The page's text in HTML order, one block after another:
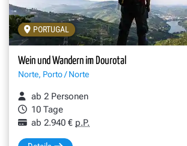
PORTUGAL
Wein und Wandern im Dourotal
Norte, Porto / Norte
ab 2 Personen
10 Tage
ab 2.940 € p.P.